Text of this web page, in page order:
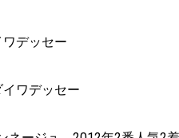
デッセー
ワデッセー